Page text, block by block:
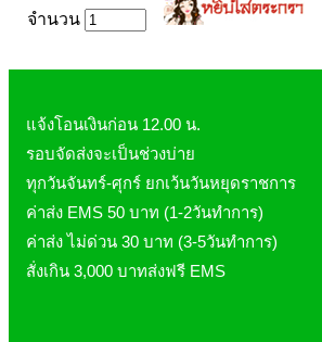
จำนวน
แจ้งโอนเงินก่อน 12.00 น.
รอบจัดส่งจะเป็นช่วงบ่าย
ทุกวันจันทร์-ศุกร์ ยกเว้นวันหยุดราชการ
ค่าส่ง EMS 50 บาท (1-2วันทำการ)
ค่าส่ง ไม่ด่วน 30 บาท (3-5วันทำการ)
สั่งเกิน 3,000 บาทส่งฟรี EMS